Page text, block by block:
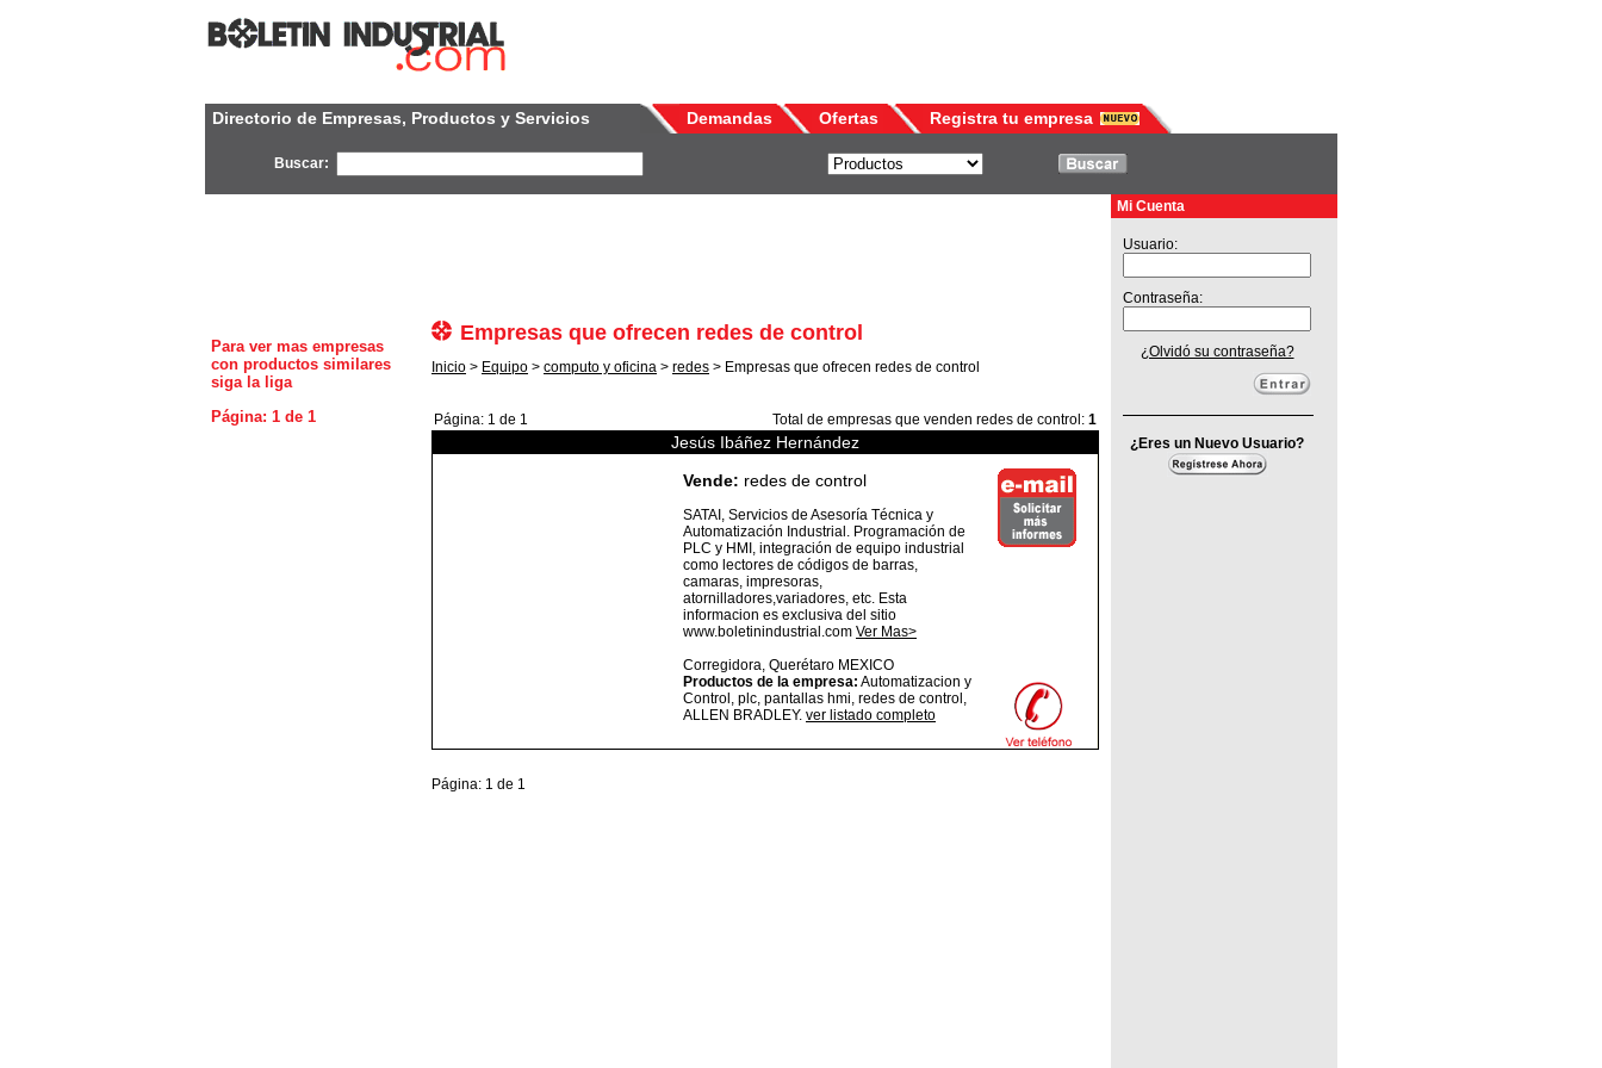
Directorio de Empresas, Productos y Servicios Demandas Ofertas Registra tu empresa
Buscar:
Mi Cuenta
Para ver mas empresas
con productos similares
siga la liga
Página: 1 de 1
Empresas que ofrecen redes de control
Inicio > Equipo > computo y oficina > redes > Empresas que ofrecen redes de control
Página: 1 de 1 Total de empresas que venden redes de control : 1
Jesús Ibáñez Hernández
Vende: redes de control
SATAI, Servicios de Asesoría Técnica y
Automatización Industrial. Programación de
PLC y HMI, integración de equipo industrial
como lectores de códigos de barras,
camaras, impresoras,
atornilladores,variadores, etc. Esta
informacion es exclusiva del sitio
www.boletinindustrial.com Ver Mas>
Corregidora, Querétaro MEXICO
Productos de la empresa: Automatizacion y
Control, plc, pantallas hmi, redes de control,
ALLEN BRADLEY. ver listado completo
Página: 1 de 1
Usuario:
Contraseña:
¿Olvidó su contraseña?
¿Eres un Nuevo Usuario?